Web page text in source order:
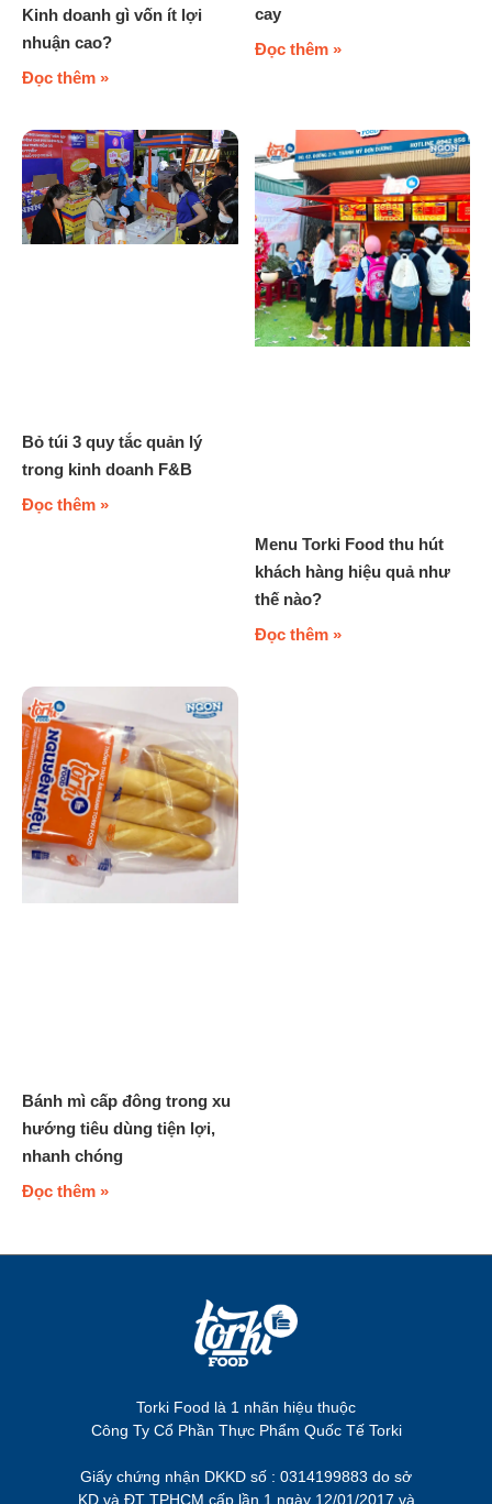
Kinh doanh gì vốn ít lợi
nhuận cao?
Đọc thêm »
cay
Đọc thêm »
Bỏ túi 3 quy tắc quản lý
trong kinh doanh F&B
Đọc thêm »
Menu Torki Food thu hút
khách hàng hiệu quả như
thế nào?
Đọc thêm »
Bánh mì cấp đông trong xu
hướng tiêu dùng tiện lợi,
nhanh chóng
Đọc thêm »
Torki Food là 1 nhãn hiệu thuộc
Công Ty Cổ Phần Thực Phẩm Quốc Tế Torki
Giấy chứng nhận DKKD số : 0314199883 do sở
KD và ĐT TPHCM cấp lần 1 ngày 12/01/2017 và